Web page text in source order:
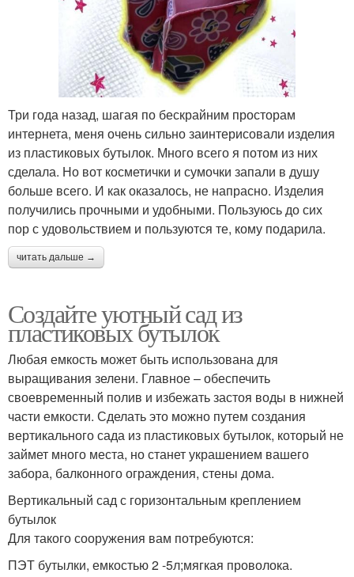
Три года назад, шагая по бескрайним просторам
интернета, меня очень сильно заинтерисовали изделия
из пластиковых бутылок. Много всего я потом из них
сделала. Но вот косметички и сумочки запали в душу
больше всего. И как оказалось, не напрасно. Изделия
получились прочными и удобными. Пользуюсь до сих
пор с удовольствием и пользуются те, кому подарила.
читать дальше →
Создайте уютный сад из
пластиковых бутылок
Любая емкость может быть использована для
выращивания зелени. Главное – обеспечить
своевременный полив и избежать застоя воды в нижней
части емкости. Сделать это можно путем создания
вертикального сада из пластиковых бутылок, который не
займет много места, но станет украшением вашего
забора, балконного ограждения, стены дома.
Вертикальный сад с горизонтальным креплением
бутылок
Для такого сооружения вам потребуются:
ПЭТ бутылки, емкостью 2 -5л;мягкая проволока.